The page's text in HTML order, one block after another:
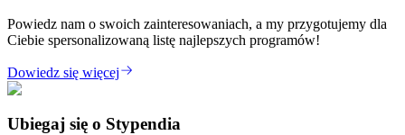
Powiedz nam o swoich zainteresowaniach, a my przygotujemy dla
Ciebie spersonalizowaną listę najlepszych programów!
Dowiedz się więcej
Ubiegaj się o Stypendia